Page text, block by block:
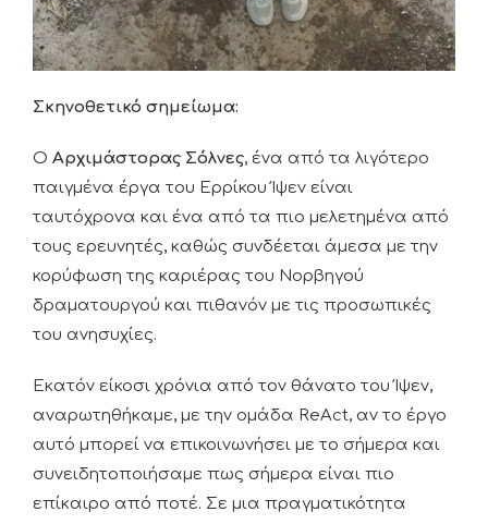
Σκηνοθετικό σημείωμα:
Ο Αρχιμάστορας Σόλνες, ένα από τα λιγότερο
παιγμένα έργα του Ερρίκου Ίψεν είναι
ταυτόχρονα και ένα από τα πιο μελετημένα από
τους ερευνητές, καθώς συνδέεται άμεσα με την
κορύφωση της καριέρας του Νορβηγού
δραματουργού και πιθανόν με τις προσωπικές
του ανησυχίες.
Εκατόν είκοσι χρόνια από τον θάνατο του Ίψεν,
αναρωτηθήκαμε, με την ομάδα ReAct, αν το έργο
αυτό μπορεί να επικοινωνήσει με το σήμερα και
συνειδητοποιήσαμε πως σήμερα είναι πιο
επίκαιρο από ποτέ. Σε μια πραγματικότητα